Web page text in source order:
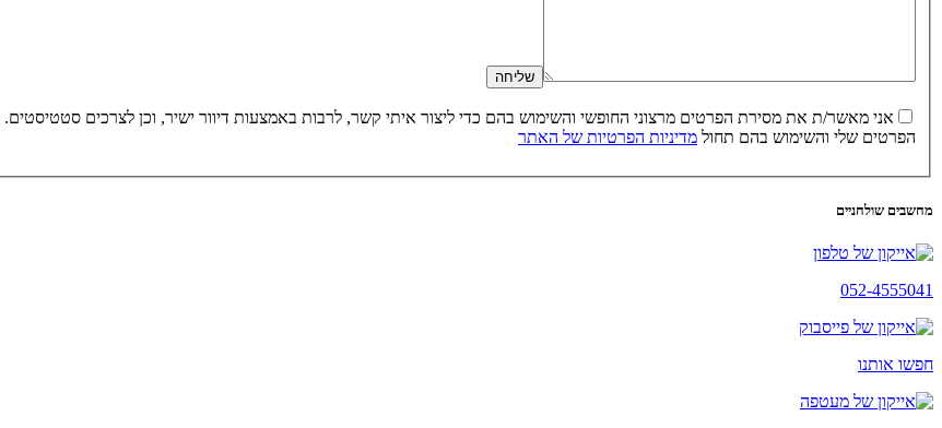
הפרטים שלי והשימוש בהם תחול מדיניות הפרטיות של האתר
מחשבים שולחניים
052-4555041
חפשו אותנו